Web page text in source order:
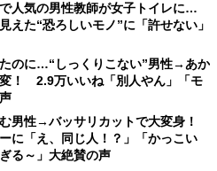
で人気の男性教師が女子トイレに…
えた“恐ろしいモノ”に「許せない」
のに…“しっくりこない”男性→あか
！ 2.9万いいね「別人やん」「モ
男性→バッサリカットで大変身！
に「え、同じ人！？」「かっこい
る～」大絶賛の声